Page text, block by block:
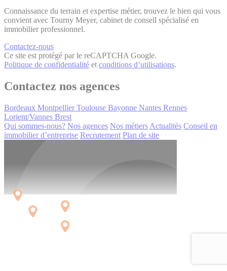
Connaissance du terrain et expertise métier, trouvez le bien qui vous
convient avec Tourny Meyer, cabinet de conseil spécialisé en
immobilier professionnel.
Contactez-nous
Ce site est protégé par le reCAPTCHA Google.
Politique de confidentialité et conditions d’utilisations.
Contactez nos agences
Bordeaux Montpellier Toulouse Bayonne Nantes Rennes
Lorient/Vannes Brest
Qui sommes-nous? Nos agences Nos métiers Actualités Conseil en
immobilier d’entreprise Recrutement Plan de site